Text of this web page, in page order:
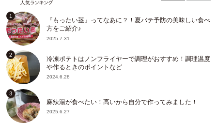
『もったい茎』ってなあに？！夏バテ予防の美味しい食べ
方をご紹介♪
2025.7.31
冷凍ポテトはノンフライヤーで調理がおすすめ！調理温度
や作るときのポイントなど
2024.6.28
麻辣湯が食べたい！高いから自分で作ってみました！
2025.6.27